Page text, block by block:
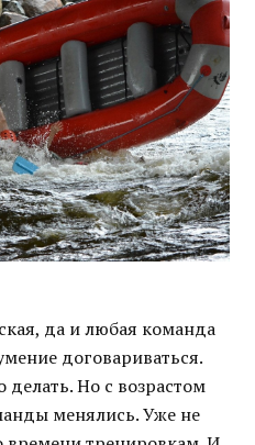
да и любая команда
договариваться.
Но с возрастом
менялись. Уже не